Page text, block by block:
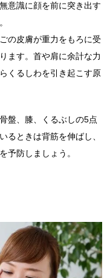
意識に顔を前に突き出す
の皮膚が重力をもろに受
ます。首や肩に余計な力
くるしわを引き起こす原
盤、膝、くるぶしの5点
るときは背筋を伸ばし、
予防しましょう。